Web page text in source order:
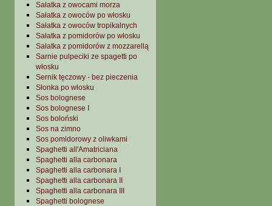
Sałatka z owocami morza
Sałatka z owoców po włosku
Sałatka z owoców tropikalnych
Sałatka z pomidorów po włosku
Sałatka z pomidorów z mozzarellą
Sarnie pulpeciki ze spagetti po
włosku
Sernik tęczowy - bez pieczenia
Słonka po włosku
Sos bolognese
Sos bolognese I
Sos boloński
Sos na zimno
Sos pomidorowy z oliwkami
Spaghetti all'Amatriciana
Spaghetti alla carbonara
Spaghetti alla carbonara I
Spaghetti alla carbonara II
Spaghetti alla carbonara III
Spaghetti bolognese